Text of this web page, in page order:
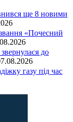
ще 8 новими
«Почесний
до
газу під час